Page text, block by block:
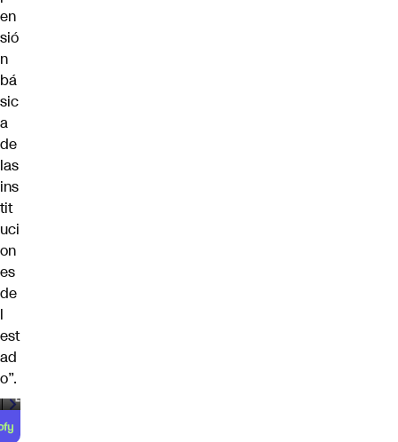
en
sió
n
bá
sic
a
de
las
ins
tit
uci
on
es
de
l
est
ad
o”.